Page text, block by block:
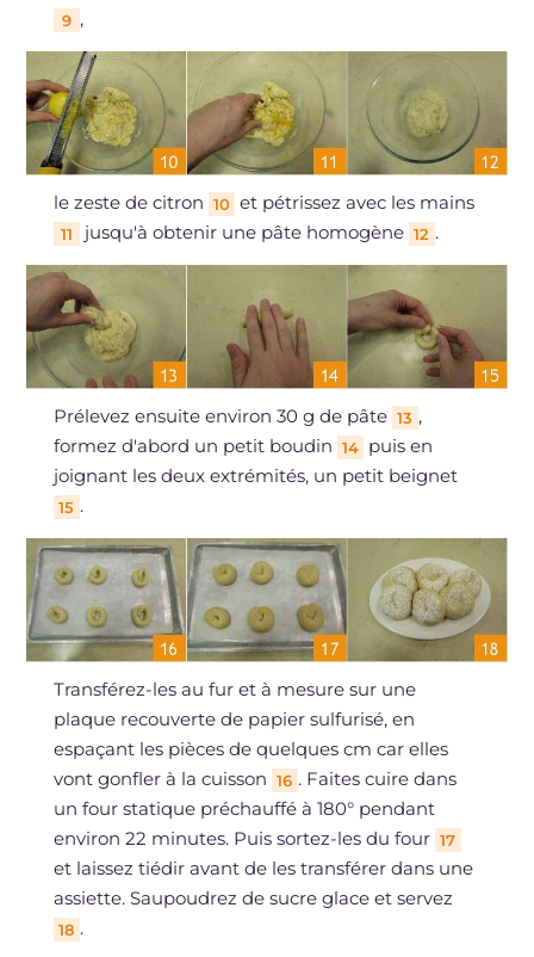
9 ,
le zeste de citron 10 et pétrissez avec les mains
11 jusqu'à obtenir une pâte homogène 12 .
Prélevez ensuite environ 30 g de pâte 13 ,
formez d'abord un petit boudin 14 puis en
joignant les deux extrémités, un petit beignet
15 .
Transférez-les au fur et à mesure sur une
plaque recouverte de papier sulfurisé, en
espaçant les pièces de quelques cm car elles
vont gonfler à la cuisson 16 . Faites cuire dans
un four statique préchauffé à 180° pendant
environ 22 minutes. Puis sortez-les du four 17
et laissez tiédir avant de les transférer dans une
assiette. Saupoudrez de sucre glace et servez
18 .